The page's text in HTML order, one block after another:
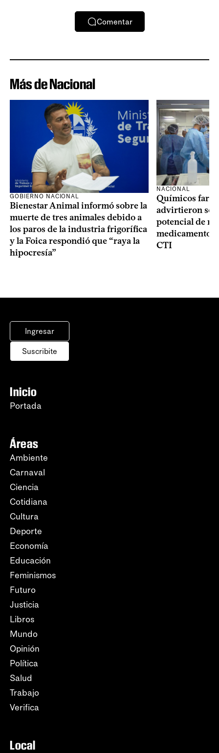
Comentar
Más de Nacional
GOBIERNO NACIONAL
Bienestar Animal informó sobre la
muerte de tres animales debido a
los paros de la industria frigorífica
y la Foica respondió que “raya la
hipocresía”
NACIONAL
Químicos
advirtieron
potencial de
medicamentos
CTI
Ingresar
Suscribite
Inicio
Portada
Áreas
Ambiente
Carnaval
Ciencia
Cotidiana
Cultura
Deporte
Economía
Educación
Feminismos
Futuro
Justicia
Libros
Mundo
Opinión
Política
Salud
Trabajo
Verifica
Local